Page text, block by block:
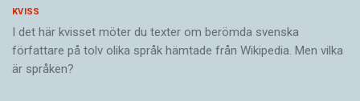
KVISS
I det här kvisset möter du texter om berömda svenska
författare på tolv olika språk hämtade från Wikipedia. Men vilka
är språken?